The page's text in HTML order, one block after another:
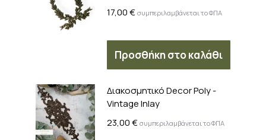
17,00€ συμπεριλαμβάνεται το ΦΠΑ
Προσθήκη στο καλάθι
Διακοσμητικό Decor Poly -
Vintage Inlay
23,00€ συμπεριλαμβάνεται το ΦΠΑ